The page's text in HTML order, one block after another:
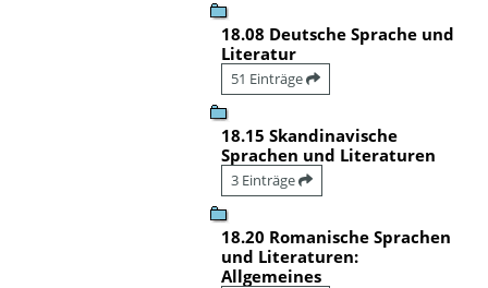
18.08 Deutsche Sprache und
Literatur
51 Einträge
18.15 Skandinavische
Sprachen und Literaturen
3 Einträge
18.20 Romanische Sprachen
und Literaturen:
Allgemeines